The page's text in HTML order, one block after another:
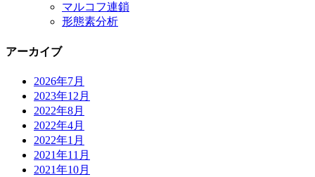
マルコフ連鎖
形態素分析
アーカイブ
2026年7月
2023年12月
2022年8月
2022年4月
2022年1月
2021年11月
2021年10月